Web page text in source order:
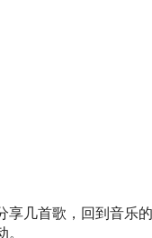
享几首歌，回到音乐